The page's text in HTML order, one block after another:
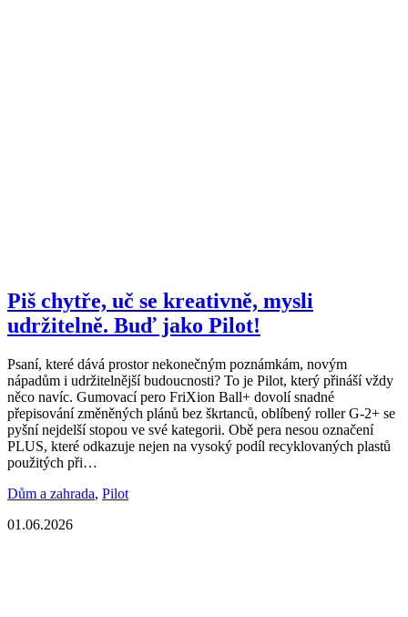
Piš chytře, uč se kreativně, mysli
udržitelně. Buď jako Pilot!
Psaní, které dává prostor nekonečným poznámkám, novým
nápadům i udržitelnější budoucnosti? To je Pilot, který přináší vždy
něco navíc. Gumovací pero FriXion Ball+ dovolí snadné
přepisování změněných plánů bez škrtanců, oblíbený roller G-2+ se
pyšní nejdelší stopou ve své kategorii. Obě pera nesou označení
PLUS, které odkazuje nejen na vysoký podíl recyklovaných plastů
použitých při…
Dům a zahrada, Pilot
01.06.2026